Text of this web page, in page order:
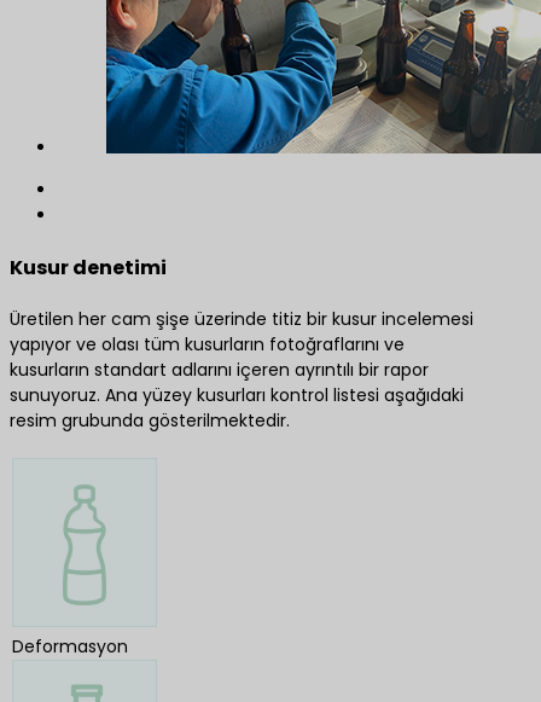
Kusur denetimi
Üretilen her cam şişe üzerinde titiz bir kusur incelemesi
yapıyor ve olası tüm kusurların fotoğraflarını ve
kusurların standart adlarını içeren ayrıntılı bir rapor
sunuyoruz. Ana yüzey kusurları kontrol listesi aşağıdaki
resim grubunda gösterilmektedir.
Deformasyon